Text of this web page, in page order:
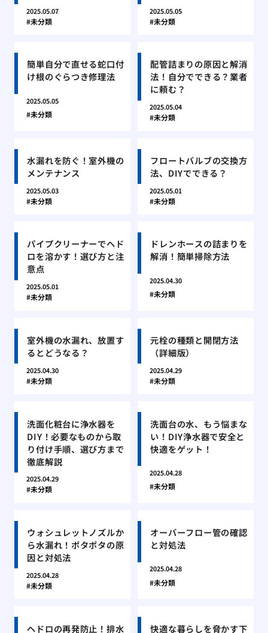
2025.05.07
未分類
2025.05.05
未分類
簡単自分で直せる蛇口付
け根のぐらつき修理法
2025.05.05
未分類
配管詰まりの原因と解消
法！自分でできる？業者
に頼む？
2025.05.04
未分類
水漏れを防ぐ！室外機の
メンテナンス
2025.05.03
未分類
フロートバルブの交換方
法、DIYでできる？
2025.05.01
未分類
パイプクリーナーでヘド
ロを溶かす！選び方と注
意点
2025.05.01
未分類
ドレンホースの詰まりを
解消！簡単掃除方法
2025.04.30
未分類
室外機の水漏れ、放置す
るとどうなる？
2025.04.30
未分類
元栓の種類と開閉方法
（詳細版）
2025.04.29
未分類
洗面化粧台に浄水器を
DIY！必要なものから取
り付け手順、選び方まで
徹底解説
2025.04.29
未分類
洗面台の水、もう悩まな
い！DIY浄水器で安全と
快適をゲット！
2025.04.28
未分類
ウォシュレットノズルか
ら水漏れ！ポタポタの原
因と対処法
2025.04.28
未分類
オーバーフロー管の確認
と対処法
2025.04.28
未分類
ヘドロの再発防止！排水 快適な暮らしを脅かす下